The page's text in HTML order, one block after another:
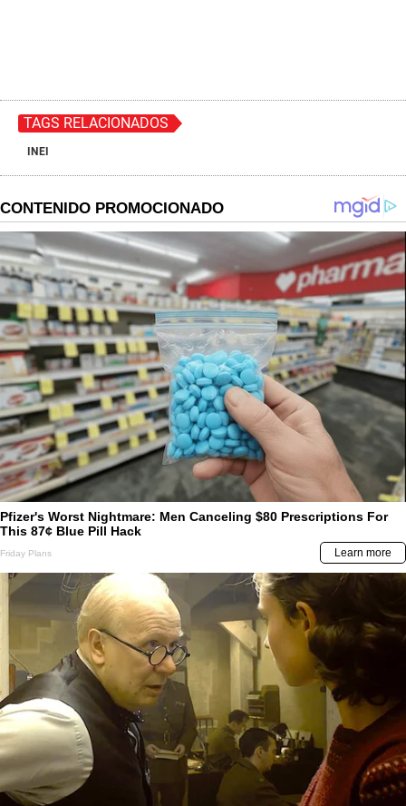
TAGS RELACIONADOS
INEI